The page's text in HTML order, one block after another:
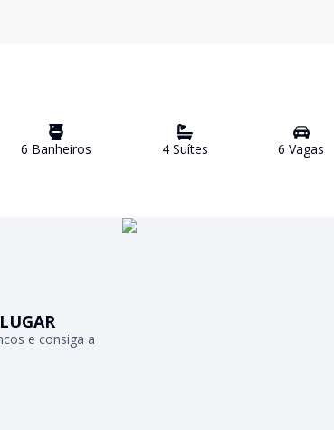
6 Banheiros 4Suítes 6 Vagas
e consiga a